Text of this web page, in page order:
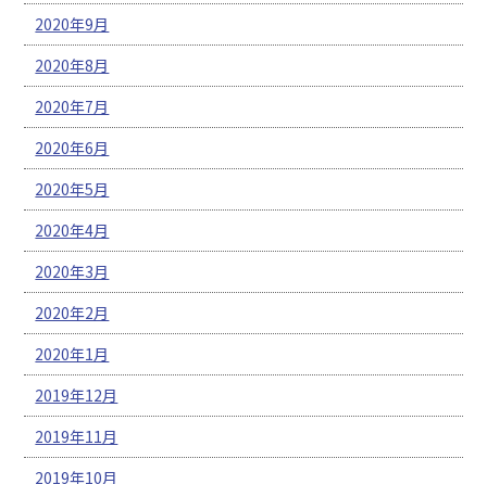
2020年9月
2020年8月
2020年7月
2020年6月
2020年5月
2020年4月
2020年3月
2020年2月
2020年1月
2019年12月
2019年11月
2019年10月